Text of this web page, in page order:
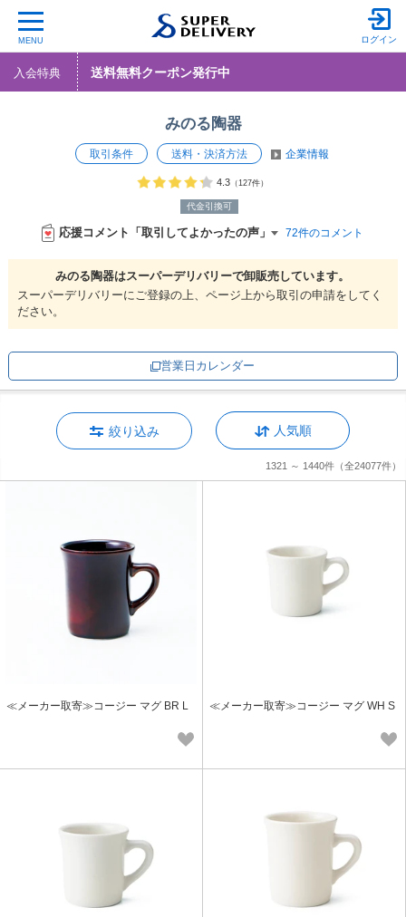
MENU ログイン
入会特典 送料無料クーポン発行中
みのる陶器
取引条件 送料・決済方法 企業情報
代金引換可
4.3（127件）
応援コメント「取引してよかったの声」 72件のコメント
みのる陶器はスーパーデリバリーで卸販売しています。
スーパーデリバリーにご登録の上、ページ上から取引の申請をしてく
ださい。
営業日カレンダー
絞り込み 人気順
1321 ～ 1440件 （全24077件）
≪メーカー取寄≫コージー マグ BR L ≪メーカー取寄≫コージー マグ WH S